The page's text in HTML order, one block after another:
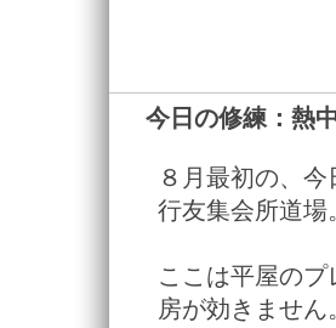
今日の修練：熱
８月最初の、
行友集会所道場
ここは平屋の
房が効きません